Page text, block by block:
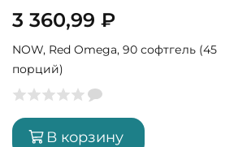
3 360,99 ₽
NOW, Red Omega, 90 софтгель (45
порций)
В корзину